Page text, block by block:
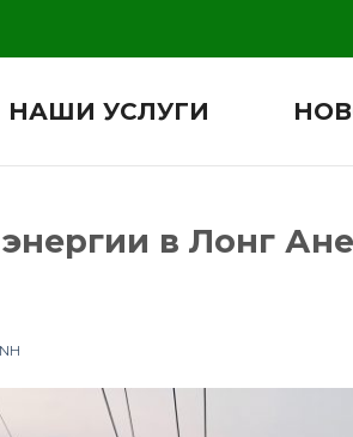
НАШИ УСЛУГИ
в Лонг